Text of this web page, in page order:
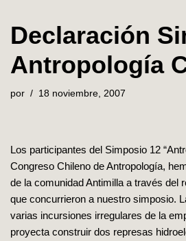
Declaración
Antropología
por 18 noviembre, 2007
Los participantes del Simposio 12
Congreso Chileno de Antropología,
de la comunidad Antimilla a través del
que concurrieron a nuestro simposio.
varias incursiones irregulares de la
proyecta construir dos represas